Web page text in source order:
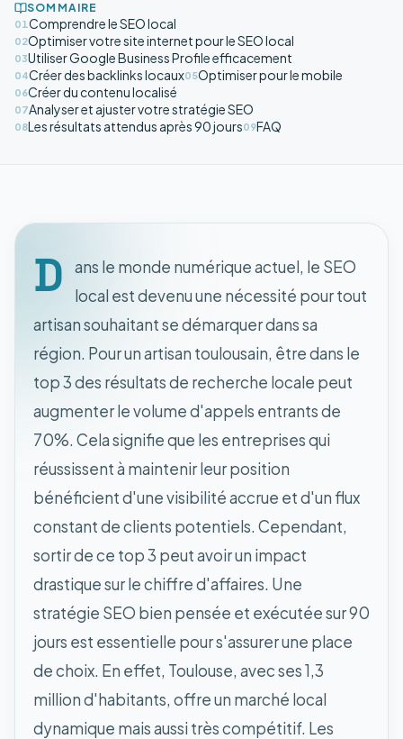
SOMMAIRE
01 Comprendre le SEO local
02Optimiser votre site internet pour le SEO local
03Utiliser Google Business Profile efficacement
04Créer des backlinks locaux05Optimiser pour le mobile
06Créer du contenu localisé
07Analyser et ajuster votre stratégie SEO
08Les résultats attendus après 90 jours09FAQ
D
ans le monde numérique actuel, le SEO
local est devenu une nécessité pour tout
artisan souhaitant se démarquer dans sa
région. Pour un artisan toulousain, être dans le
top 3 des résultats de recherche locale peut
augmenter le volume d'appels entrants de
70%. Cela signifie que les entreprises qui
réussissent à maintenir leur position
bénéficient d'une visibilité accrue et d'un flux
constant de clients potentiels. Cependant,
sortir de ce top 3 peut avoir un impact
drastique sur le chiffre d'affaires. Une
stratégie SEO bien pensée et exécutée sur 90
jours est essentielle pour s'assurer une place
de choix. En effet, Toulouse, avec ses 1,3
million d'habitants, offre un marché local
dynamique mais aussi très compétitif. Les